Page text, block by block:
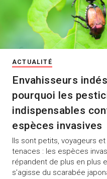
ACTUALITÉ
Envahisseurs
pourquoi les
indispensables
espèces invasives
Ils sont petits, voyageurs
tenaces : les espèces
répandent de plus en plus
s’agisse du scarabée